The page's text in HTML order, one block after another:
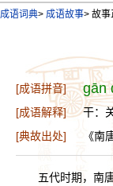
成语词典> 成语故事> 故事
[成语拼音] gān
[成语解释]
干：
[典故出处]
《南
五代时期，南